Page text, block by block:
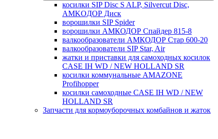
косилки SIP Disc S ALP, Silvercut Disc,
AMKOДОР Диск
ворошилки SIP Spider
ворошилки АМКОДОР Спайдер 815-8
валкообразователи АМКОДОР Стар 600-20
валкообразователи SIP Star, Air
жатки и приставки для самоходных косилок
CASE IH WD / NEW HOLLAND SR
косилки коммунальные AMAZONE
Profihopper
косилки самоходные CASE IH WD / NEW
HOLLAND SR
Запчасти для кормоуборочных комбайнов и жаток